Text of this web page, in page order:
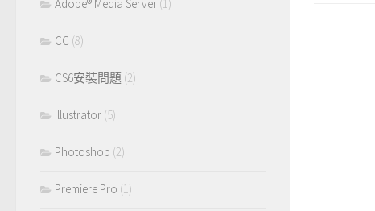
Adobe® Media Server (1)
CC (8)
CS6安裝問題 (2)
Illustrator (5)
Photoshop (2)
Premiere Pro (1)